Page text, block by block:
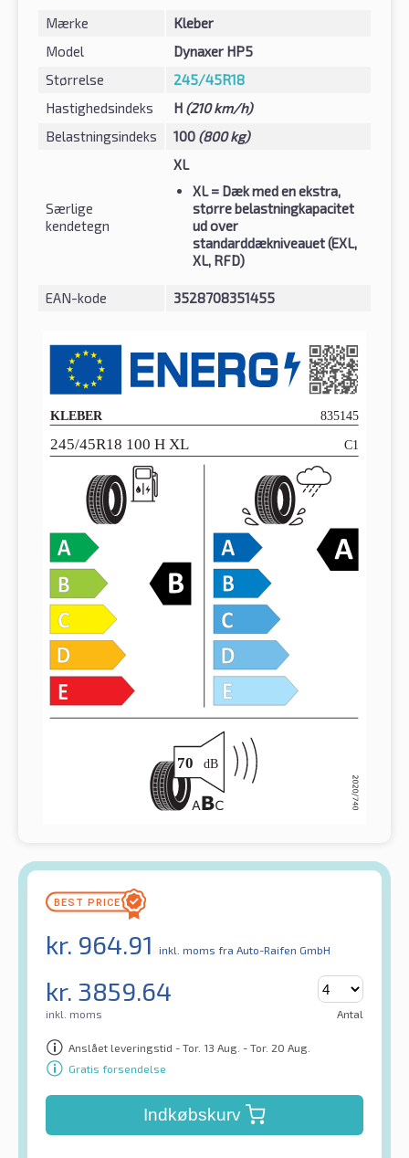
Mærke
Kleber
Model
Dynaxer HP5
Størrelse
245/45R18
Hastighedsindeks
H (210 km/h)
Belastningsindeks
100 (800 kg)
Særlige
kendetegn
XL
XL= Dæk med en ekstra,
større belastningkapacitet
ud over
standarddækniveauet (EXL,
XL, RFD)
EAN-kode 3528708351455
kr. 964.91 inkl. moms fra Auto-Raifen GmbH
kr. 3859.64
inkl. moms Antal
Anslået leveringstid - Tor. 13 Aug. - Tor. 20 Aug.
Gratis forsendelse
Indkøbskurv